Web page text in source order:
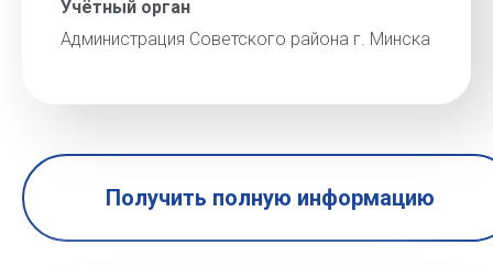
Учётный орган
Администрация Советского района г. Минска
Получить полную информацию